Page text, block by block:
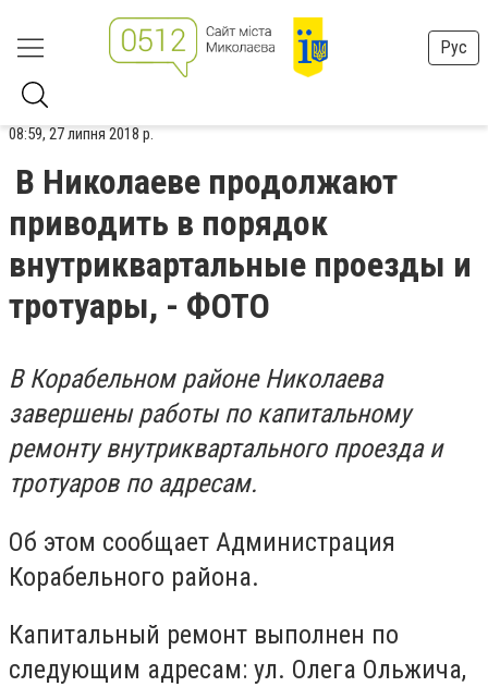
Рус
08:59, 27 липня 2018 р.
В Николаеве продолжают
приводить в порядок
внутриквартальные проезды и
тротуары, - ФОТО
В Корабельном районе Николаева
завершены работы по капитальному
ремонту внутриквартального проезда и
тротуаров по адресам.
Об этом сообщает Администрация
Корабельного района.
Капитальный ремонт выполнен по
следующим адресам: ул. Олега Ольжича,